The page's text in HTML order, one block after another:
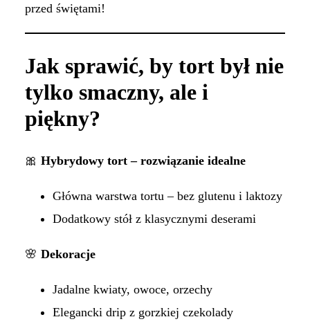
przed świętami!
Jak sprawić, by tort był nie
tylko smaczny, ale i
piękny?
🎀 Hybrydowy tort – rozwiązanie idealne
Główna warstwa tortu – bez glutenu i laktozy
Dodatkowy stół z klasycznymi deserami
🌸 Dekoracje
Jadalne kwiaty, owoce, orzechy
Elegancki drip z gorzkiej czekolady